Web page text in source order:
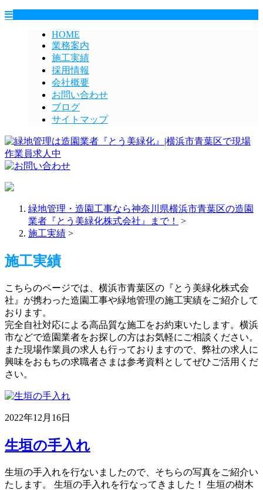
HOME
業務案内
施工実績
採用情報
会社概要
お問い合わせ
ブログ
サイトマップ
緑地管理・造園工事なら神奈川県横浜市青葉区の造園
業者『とう美緑化株式会社』まで！
>
施工実績 >
施工実績
こちらのページでは、横浜市青葉区の『とう美緑化株式会
社』が携わった造園工事や緑地管理の施工実績をご紹介して
おります。
完全自社対応による高品質な施工をお約束いたします。横浜
市などで造園業者をお探しの方はお気軽にご相談ください。
また現場作業員の求人も行っておりますので、弊社の求人に
興味をおもちの求職者さまは参考資料としてぜひご活用くだ
さい。
2022年12月16日
生垣の手入れ
生垣の手入れを行ないましたので、そちらの写真をご紹介い
たします。 生垣の手入れを行なってきました！ 生垣の樹木